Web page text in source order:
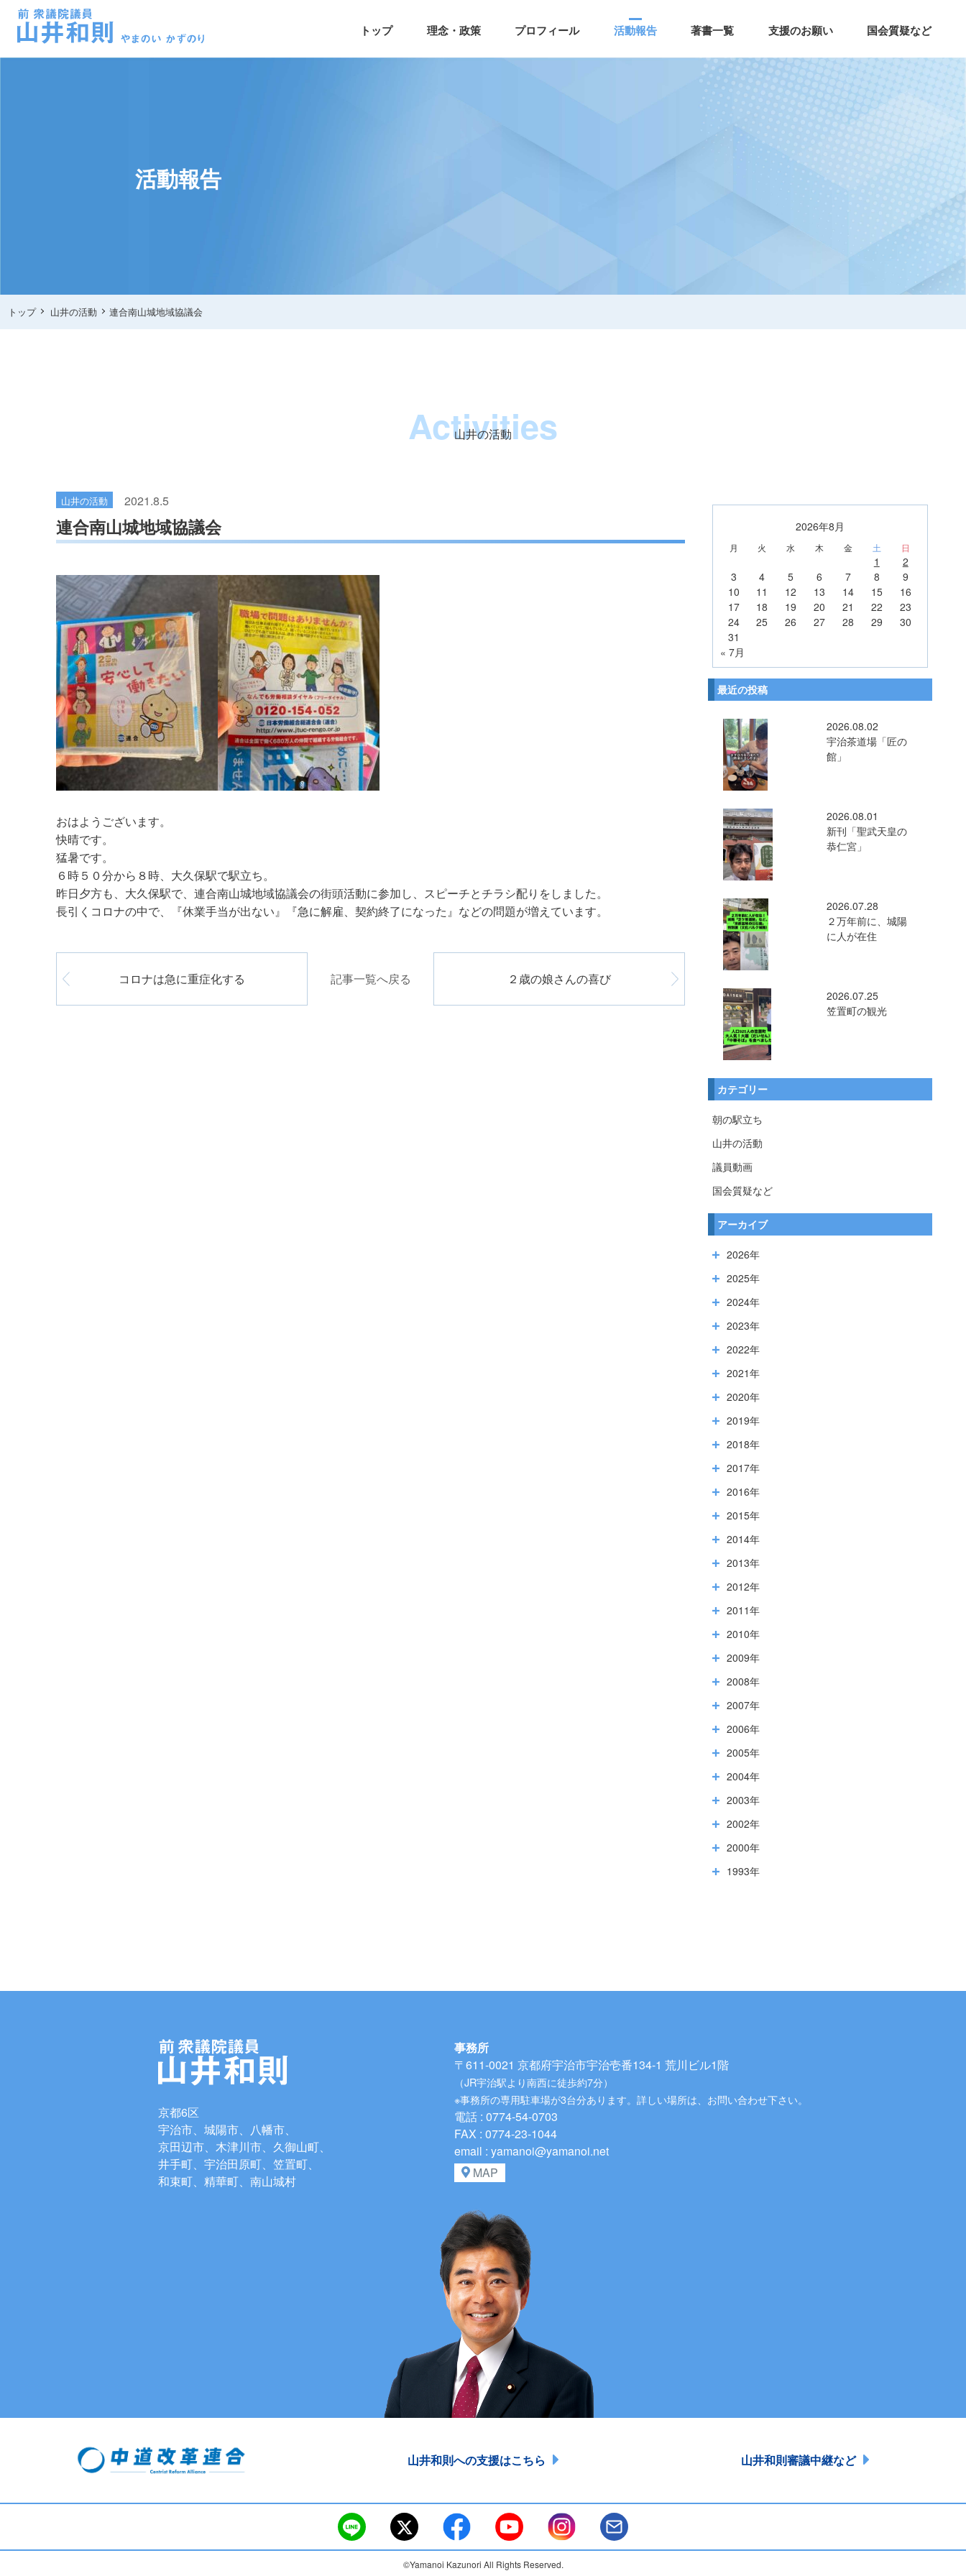
トップ 理念・政策 プロフィール 活動報告 著書一覧 支援のお願い 国会質疑など
活動報告
トップ 山井の活動 連合南山城地域協議会
Activities
山井の活動
山井の活動 2021.8.5
連合南山城地域協議会
おはようございます。
快晴です。
猛暑です。
６時５０分から８時、大久保駅で駅立ち。
昨日夕方も、大久保駅で、連合南山城地域協議会の街頭活動に参加し、スピーチとチラシ配りをしました。
長引くコロナの中で、『休業手当が出ない』『急に解雇、契約終了になった』などの問題が増えています。
コロナは急に重症化する 記事一覧へ戻る ２歳の娘さんの喜び
2026年8月
月 火 水 木 金 土 日
1
2
3
4 5 6 7 8
9
10
11 12 13 14 15
16
17
18 19 20 21 22
23
24
25 26 27 28 29
30
31
« 7月
最近の投稿
2026.08.02
宇治茶道場「匠の
館」
2026.08.01
新刊「聖武天皇の
恭仁宮」
2026.07.28
２万年前に、城陽
に人が在住
2026.07.25
笠置町の観光
カテゴリー
朝の駅立ち
山井の活動
議員動画
国会質疑など
アーカイブ
2026年
2025年
2024年
2023年
2022年
2021年
2020年
2019年
2018年
2017年
2016年
2015年
2014年
2013年
2012年
2011年
2010年
2009年
2008年
2007年
2006年
2005年
2004年
2003年
2002年
2000年
1993年
京都6区
宇治市、城陽市、八幡市、
京田辺市、木津川市、久御山町、
井手町、宇治田原町、笠置町、
和束町、精華町、南山城村
事務所
〒611-0021 京都府宇治市宇治壱番134-1 荒川ビル1階
（JR宇治駅より南西に徒歩約7分）
※事務所の専用駐車場が3台分あります。 詳しい場所は、お問い合わせ下さい。
電話 : 0774-54-0703
FAX : 0774-23-1044
email : yamanoi@yamanoi.net
MAP
山井和則への支援はこちら 山井和則審議中継など
©Yamanoi Kazunori All Rights Reserved.